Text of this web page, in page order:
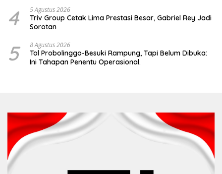
4 5 Agustus 2026
Triv Group Cetak Lima Prestasi Besar, Gabriel Rey Jadi
Sorotan
5 8 Agustus 2026
Tol Probolinggo-Besuki Rampung, Tapi Belum Dibuka:
Ini Tahapan Penentu Operasional.